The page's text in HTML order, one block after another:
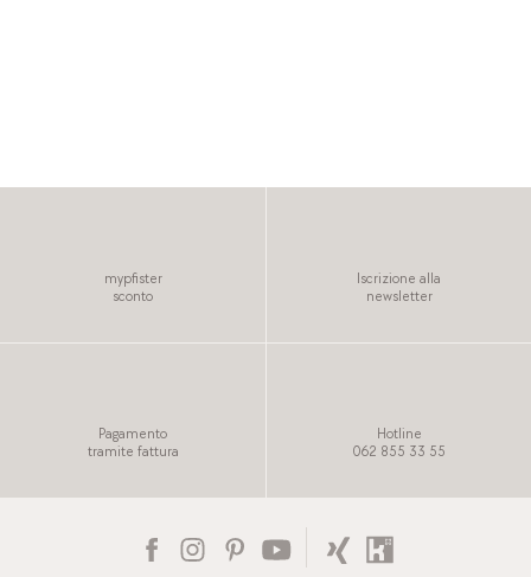
mypfister
sconto
Iscrizione alla
newsletter
Pagamento
tramite fattura
Hotline
062 855 33 55